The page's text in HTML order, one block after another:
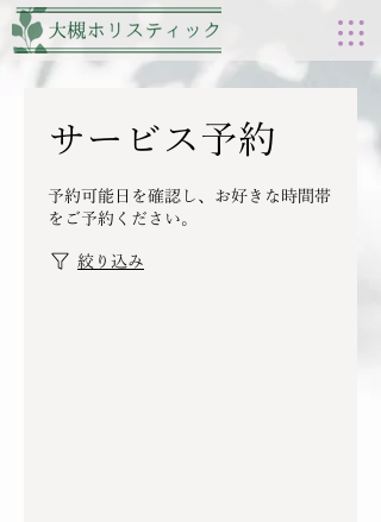
サービス予約
予約可能日を確認し、お好きな時間帯
をご予約ください。
絞り込み